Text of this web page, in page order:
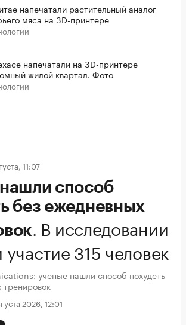
напечатали растительный аналог
мяса на 3D-принтере
напечатали на 3D-принтере
жилой квартал. Фото
11:07
способ
без ежедневных
. В исследовании
315 человек
ученые нашли способ похудеть
2026, 12:01